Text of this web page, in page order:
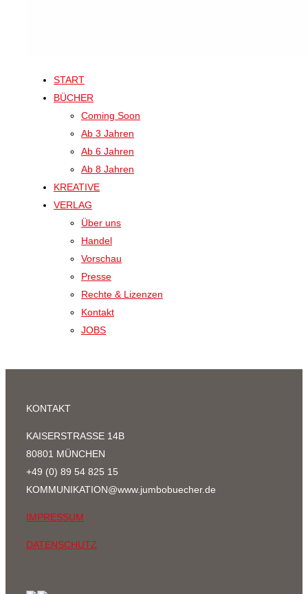
START
BÜCHER
Coming Soon
Ab 3 Jahren
Ab 6 Jahren
Ab 8 Jahren
KREATIVE
VERLAG
Über uns
Handel
Vorschau
Presse
Rechte & Lizenzen
Kontakt
JOBS
KONTAKT
KAISERSTRASSE 14B
80801 MÜNCHEN
+49 (0) 89 54 825 15
KOMMUNIKATION@www.jumbobuecher.de
IMPRESSUM
DATENSCHUTZ